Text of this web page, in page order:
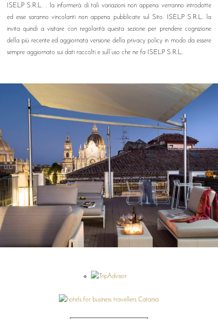
ISELP S.R.L. . la informerà di tali variazioni non appena verranno introdotte
ed esse saranno vincolanti non appena pubblicate sul Sito. ISELP S.R.L. la
invita quindi a visitare con regolarità questa sezione per prendere cognizione
della più recente ed aggiornata versione della privacy policy in modo da essere
sempre aggiornato sui dati raccolti e sull’uso che ne fa ISELP S.R.L.